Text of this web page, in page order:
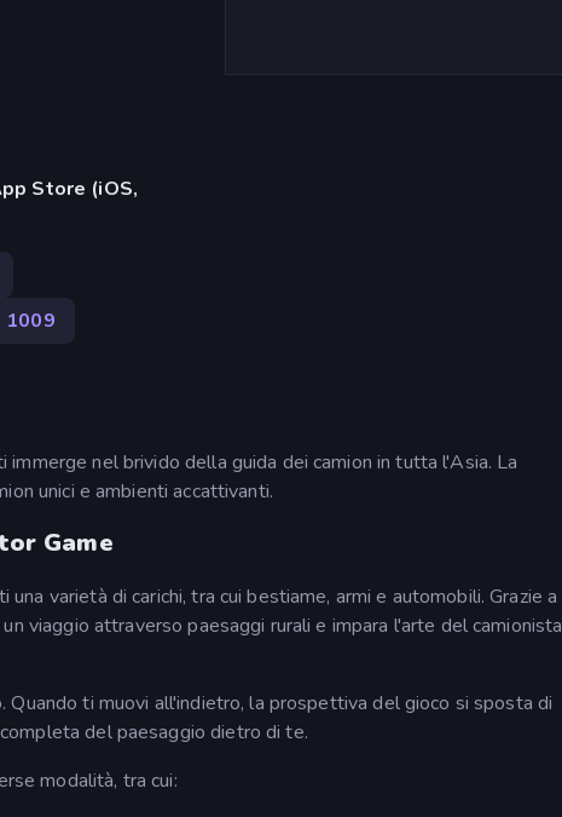
Store (iOS,
1009
immerge nel brivido della guida dei camion in tutta l'Asia. La
unici e ambienti accattivanti.
Game
varietà di carichi, tra cui bestiame, armi e automobili. Grazie a
viaggio attraverso paesaggi rurali e impara l'arte del camionista
ti muovi all'indietro, la prospettiva del gioco si sposta di
del paesaggio dietro di te.
modalità, tra cui: